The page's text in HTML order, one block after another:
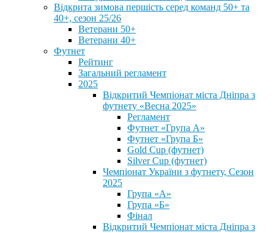
Відкрита зимова першість серед команд 50+ та
40+, сезон 25/26
Ветерани 50+
Ветерани 40+
Футнет
Рейтинг
Загальний регламент
2025
Відкритий Чемпіонат міста Дніпра з
футнету «Весна 2025»
Регламент
Футнет «Група А»
Футнет «Група Б»
Gold Cup (футнет)
Silver Cup (футнет)
Чемпіонат України з футнету, Сезон
2025
Група «А»
Група «Б»
Фінал
Відкритий Чемпіонат міста Дніпра з